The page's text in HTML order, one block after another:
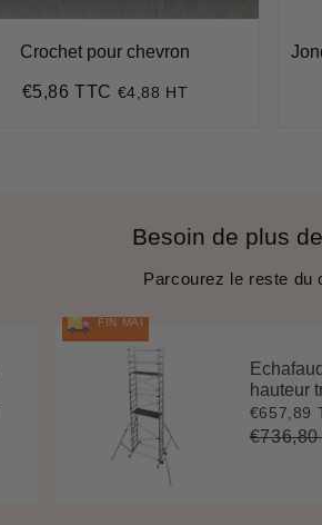
Crochet pour chevron
Prix
€5,86 TTC €5,86
€4,88 HT
Besoin de plus
Parcourez le reste du
FIN MAI
hauteur
Prix
réduit
€657,89
Prix